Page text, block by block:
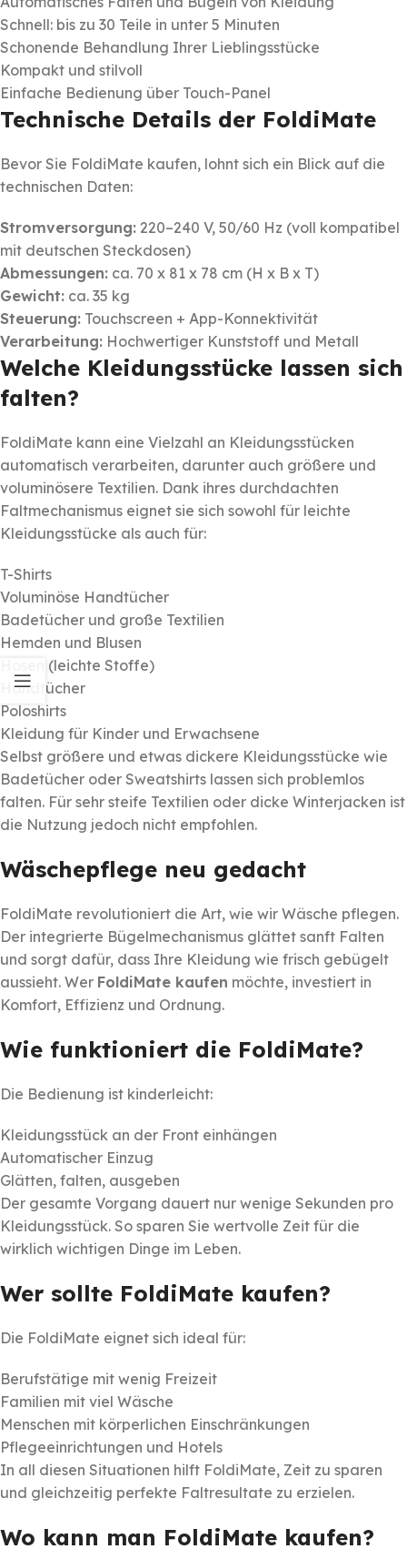
Schnell: bis zu 30 Teile in unter 5 Minuten
Schonende Behandlung Ihrer Lieblingsstücke
Kompakt und stilvoll
Einfache Bedienung über Touch-Panel
Technische Details der FoldiMate
Bevor Sie FoldiMate kaufen, lohnt sich ein Blick auf die
technischen Daten:
Stromversorgung: 220–240 V, 50/60 Hz (voll kompatibel
mit deutschen Steckdosen)
Abmessungen: ca. 70 x 81 x 78 cm (H x B x T)
Gewicht: ca. 35 kg
Steuerung: Touchscreen + App-Konnektivität
Verarbeitung: Hochwertiger Kunststoff und Metall
Welche Kleidungsstücke lassen sich
falten?
FoldiMate kann eine Vielzahl an Kleidungsstücken
automatisch verarbeiten, darunter auch größere und
voluminösere Textilien. Dank ihres durchdachten
Faltmechanismus eignet sie sich sowohl für leichte
Kleidungsstücke als auch für:
T-Shirts
Voluminöse Handtücher
Badetücher und große Textilien
Hemden und Blusen
Hosen (leichte Stoffe)
Handtücher
Poloshirts
Kleidung für Kinder und Erwachsene
Selbst größere und etwas dickere Kleidungsstücke wie
Badetücher oder Sweatshirts lassen sich problemlos
falten. Für sehr steife Textilien oder dicke Winterjacken ist
die Nutzung jedoch nicht empfohlen.
Wäschepflege neu gedacht
FoldiMate revolutioniert die Art, wie wir Wäsche pflegen.
Der integrierte Bügelmechanismus glättet sanft Falten
und sorgt dafür, dass Ihre Kleidung wie frisch gebügelt
aussieht. Wer FoldiMate kaufen möchte, investiert in
Komfort, Effizienz und Ordnung.
Wie funktioniert die FoldiMate?
Die Bedienung ist kinderleicht:
Kleidungsstück an der Front einhängen
Automatischer Einzug
Glätten, falten, ausgeben
Der gesamte Vorgang dauert nur wenige Sekunden pro
Kleidungsstück. So sparen Sie wertvolle Zeit für die
wirklich wichtigen Dinge im Leben.
Wer sollte FoldiMate kaufen?
Die FoldiMate eignet sich ideal für:
Berufstätige mit wenig Freizeit
Familien mit viel Wäsche
Menschen mit körperlichen Einschränkungen
Pflegeeinrichtungen und Hotels
In all diesen Situationen hilft FoldiMate, Zeit zu sparen
und gleichzeitig perfekte Faltresultate zu erzielen.
Wo kann man FoldiMate kaufen?